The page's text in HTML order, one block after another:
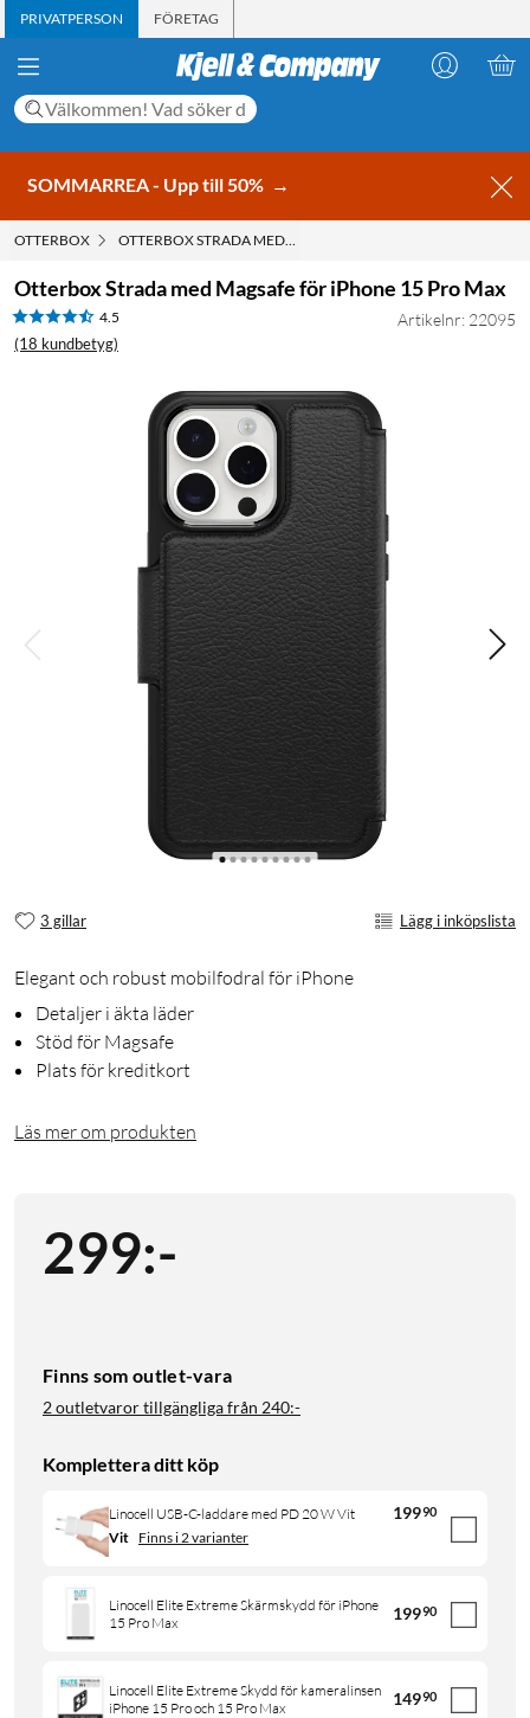
PRIVATPERSON FÖRETAG
SOMMARREA - Upp till 50% →
OTTERBOX OTTERBOX STRADA MED MAGSAFE FÖR IPHONE 15 PRO MAX
Otterbox Strada med Magsafe för iPhone 15 Pro Max
4.5
(18 kundbetyg)
Artikelnr: 22095
3 gillar Lägg i inköpslista
Elegant och robust mobilfodral för iPhone
Detaljer i äkta läder
Stöd för Magsafe
Plats för kreditkort
Läs mer om produkten
299:-
Finns som outlet-vara
2 outletvaror tillgängliga från 240:-
Komplettera ditt köp
Linocell USB-C-laddare med PD 20 W Vit 19990
Vit Finns i 2 varianter
Linocell Elite Extreme Skärmskydd för iPhone
15 Pro Max
19990
Linocell Elite Extreme Skydd för kameralinsen
iPhone 15 Pro och 15 Pro Max
14990